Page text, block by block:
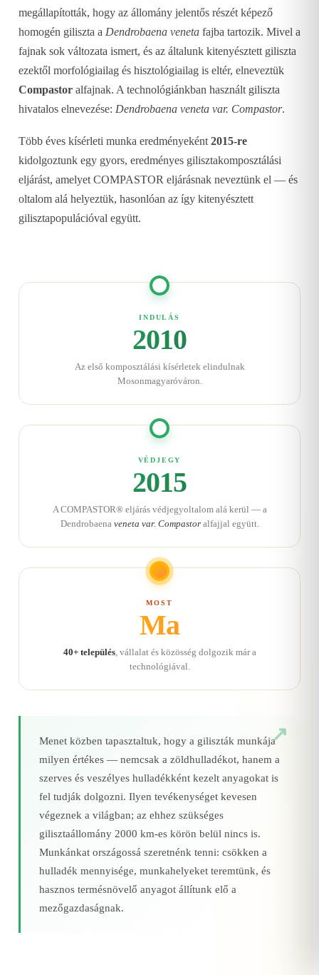
megállapították, hogy az állomány jelentős részét képező
homogén giliszta a Dendrobaena veneta fajba tartozik. Mivel a
fajnak sok változata ismert, és az általunk kitenyésztett giliszta
ezektől morfológiailag és hisztológiailag is eltér, elneveztük
Compastor alfajnak. A technológiánkban használt giliszta
hivatalos elnevezése: Dendrobaena veneta var. Compastor.
Több éves kísérleti munka eredményeként 2015-re
kidolgoztunk egy gyors, eredményes gilisztakomposztálási
eljárást, amelyet COMPASTOR eljárásnak neveztünk el — és
oltalom alá helyeztük, hasonlóan az így kitenyésztett
gilisztapopulációval együtt.
INDULÁS
2010
Az első komposztálási kísérletek elindulnak
Mosonmagyaróváron.
VÉDJEGY
2015
A COMPASTOR® eljárás védjegyoltalom alá kerül — a
Dendrobaena veneta var. Compastoralfajjal együtt.
MOST
Ma
40+ település, vállalat és közösség dolgozik már a
technológiával.
Menet közben tapasztaltuk, hogy a giliszták munkája
milyen értékes — nemcsak a zöldhulladékot, hanem a
szerves és veszélyes hulladékként kezelt anyagokat is
fel tudják dolgozni. Ilyen tevékenységet kevesen
végeznek a világban; az ehhez szükséges
gilisztaállomány 2000 km‑es körön belül nincs is.
Munkánkat országossá szeretnénk tenni: csökken a
hulladék mennyisége, munkahelyeket teremtünk, és
hasznos termésnövelő anyagot állítunk elő a
mezőgazdaságnak.